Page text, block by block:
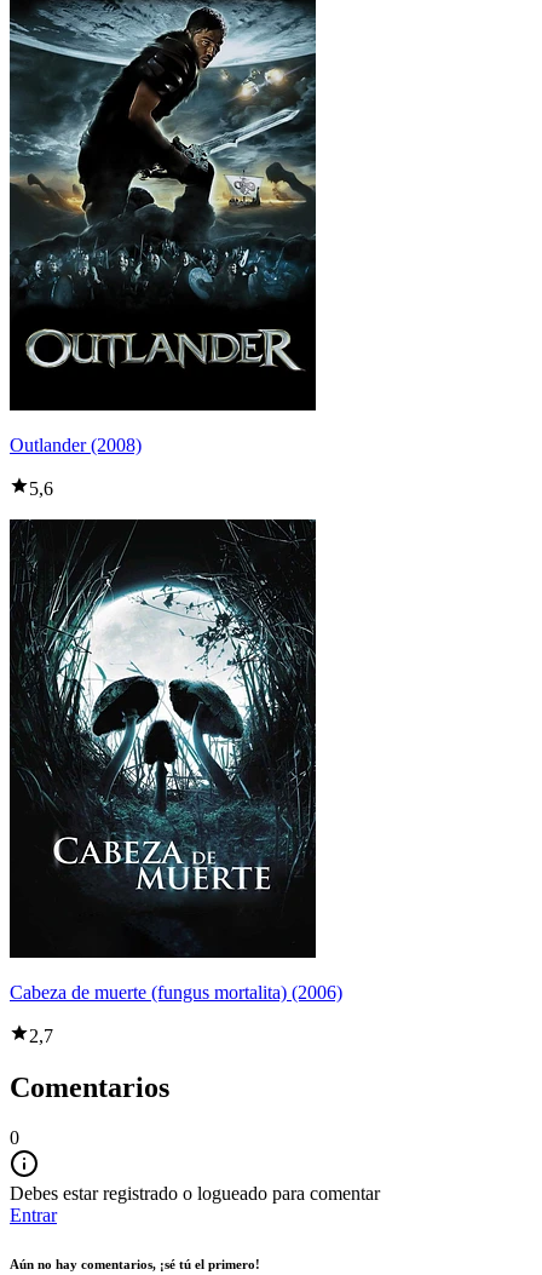
Outlander (2008)
5,6
Cabeza de muerte (fungus mortalita) (2006)
2,7
Comentarios
0
Debes estar registrado o logueado para comentar
Entrar
Aún no hay comentarios, ¡sé tú el primero!